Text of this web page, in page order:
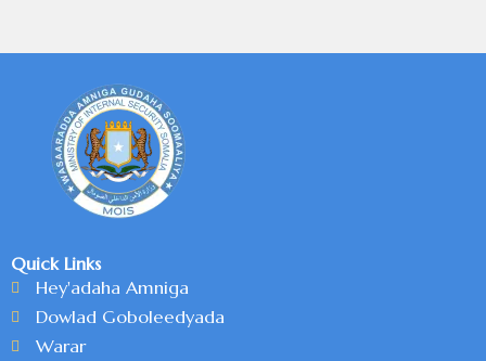
Quick Links
Hey'adaha Amniga
Dowlad Goboleedyada
Warar